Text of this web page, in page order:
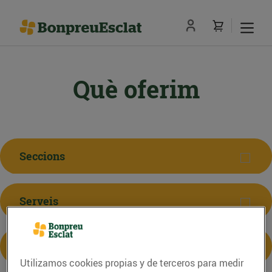
Què oferim
Seccions
Serveis
Utilizamos cookies propias y de terceros para medir